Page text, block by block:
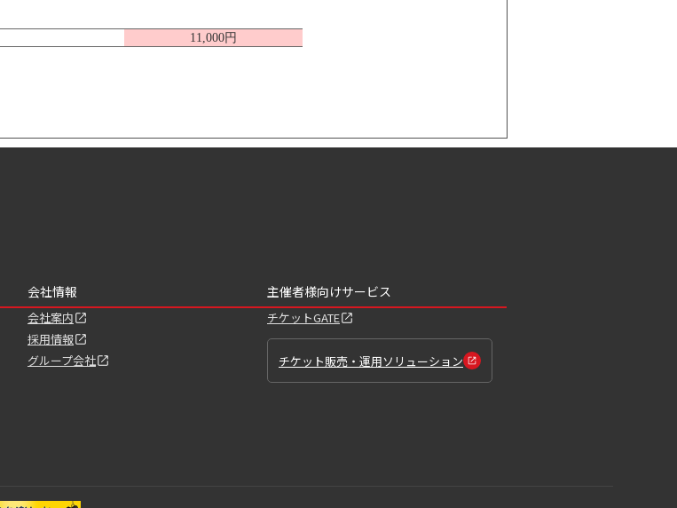
11,000円
会社情報
会社案内
採用情報
グループ会社
主催者様向けサービス
チケットGATE
チケット販売・運用ソリューション